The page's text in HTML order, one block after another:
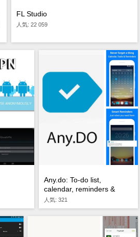
FL Studio
人気: 22 059
Any.do: To-do list,
calendar, reminders &
planner
人気: 321